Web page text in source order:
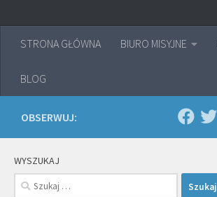
STRONA GŁÓWNA BIURO MISYJNE
BLOG
OBSERWUJ:
WYSZUKAJ
Szukaj: